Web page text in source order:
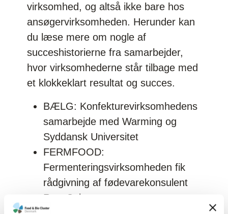
virksomhed, og altså ikke bare hos
ansøgervirksomheden. Herunder kan
du læse mere om nogle af
succeshistorierne fra samarbejder,
hvor virksomhederne står tilbage med
et klokkeklart resultat og succes.
BÆLG: Konfekturevirksomhedens
samarbejde med Warming og
Syddansk Universitet
FERMFOOD:
Fermenteringsvirksomheden fik
rådgivning af fødevarekonsulent
Raw Culture: